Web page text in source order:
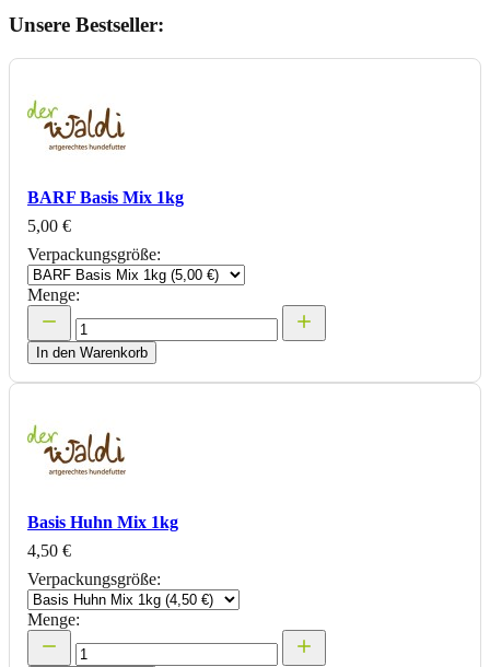
Unsere Bestseller:
BARF Basis Mix 1kg
5,00 €
Verpackungsgröße:
Menge:
In den Warenkorb
Basis Huhn Mix 1kg
4,50 €
Verpackungsgröße:
Menge: